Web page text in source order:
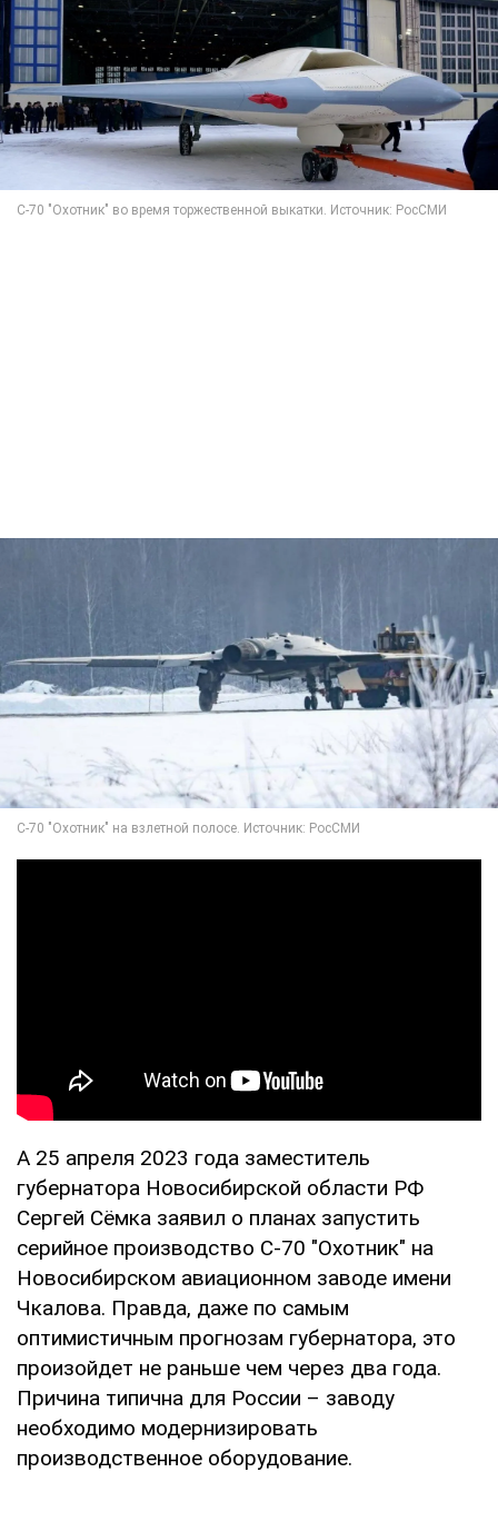
А 25 апреля 2023 года заместитель
губернатора Новосибирской области РФ
Сергей Сёмка заявил о планах запустить
серийное производство С-70 "Охотник" на
Новосибирском авиационном заводе имени
Чкалова. Правда, даже по самым
оптимистичным прогнозам губернатора, это
произойдет не раньше чем через два года.
Причина типична для России – заводу
необходимо модернизировать
производственное оборудование.